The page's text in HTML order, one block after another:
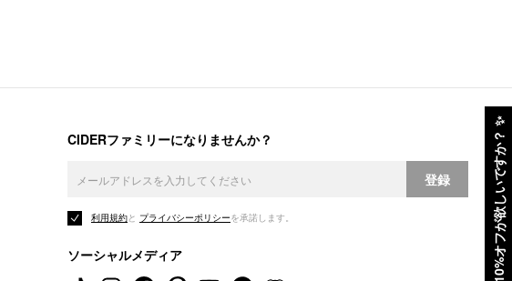
10%オフが欲しいですか？
✨
CIDERファミリーになりませんか？
登録
利用規約と プライバシーポリシーを承諾します。
ソーシャルメディア